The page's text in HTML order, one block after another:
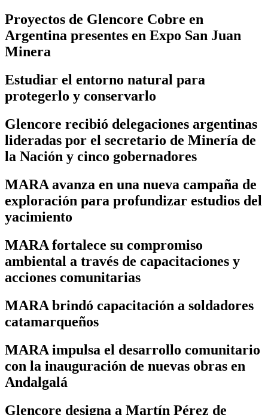
Proyectos de Glencore Cobre en
Argentina presentes en Expo San Juan
Minera
Estudiar el entorno natural para
protegerlo y conservarlo
Glencore recibió delegaciones argentinas
lideradas por el secretario de Minería de
la Nación y cinco gobernadores
MARA avanza en una nueva campaña de
exploración para profundizar estudios del
yacimiento
MARA fortalece su compromiso
ambiental a través de capacitaciones y
acciones comunitarias
MARA brindó capacitación a soldadores
catamarqueños
MARA impulsa el desarrollo comunitario
con la inauguración de nuevas obras en
Andalgalá
Glencore designa a Martín Pérez de